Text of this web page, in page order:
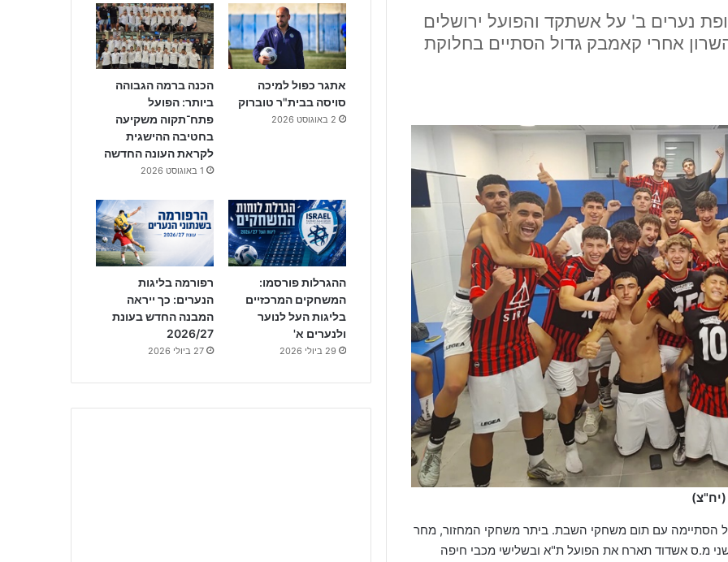
נערים ב' על אשתקד והפועל ירושלים
אחרי קאמבק גדול הסתיים בחלוקת
הסתיימה עם תום משחקי השבת. ביתר משחקי המחזור, מחר
מ.ס אשדוד תארח את הפועל ת"א ובשלישי מכבי חיפה
אתגר כפול למיכה
סויסה בבית"ר טוברוק
2 באוגוסט 2026
הכנה ברמה הגבוהה
ביותר: הפועל
פתח־תקוה משקיעה
בחטיבה ההישגית
לקראת העונה החדשה
1 באוגוסט 2026
ההגרלות פורסמו:
המשחקים המרכזיים
בליגות העל לנוער
ולנערים א'
29 ביולי 2026
רפורמה בליגות
הנערים: כך ייראה
המבנה החדש בעונת
2026/27
27 ביולי 2026